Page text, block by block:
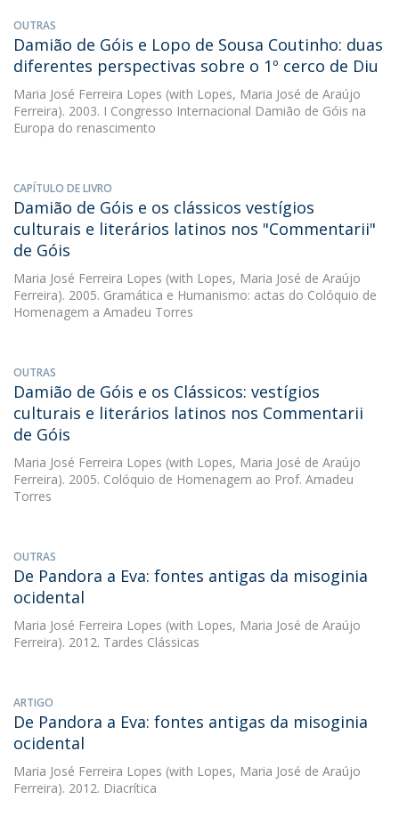
OUTRAS
Damião de Góis e Lopo de Sousa Coutinho: duas
diferentes perspectivas sobre o 1º cerco de Diu
Maria José Ferreira Lopes (with Lopes, Maria José de Araújo
Ferreira). 2003. I Congresso Internacional Damião de Góis na
Europa do renascimento
CAPÍTULO DE LIVRO
Damião de Góis e os clássicos vestígios
culturais e literários latinos nos "Commentarii"
de Góis
Maria José Ferreira Lopes (with Lopes, Maria José de Araújo
Ferreira). 2005. Gramática e Humanismo: actas do Colóquio de
Homenagem a Amadeu Torres
OUTRAS
Damião de Góis e os Clássicos: vestígios
culturais e literários latinos nos Commentarii
de Góis
Maria José Ferreira Lopes (with Lopes, Maria José de Araújo
Ferreira). 2005. Colóquio de Homenagem ao Prof. Amadeu
Torres
OUTRAS
De Pandora a Eva: fontes antigas da misoginia
ocidental
Maria José Ferreira Lopes (with Lopes, Maria José de Araújo
Ferreira). 2012. Tardes Clássicas
ARTIGO
De Pandora a Eva: fontes antigas da misoginia
ocidental
Maria José Ferreira Lopes (with Lopes, Maria José de Araújo
Ferreira). 2012. Diacrítica